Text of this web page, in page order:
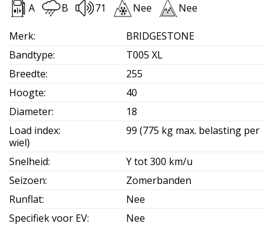
A B 71 Nee Nee
Merk:
BRIDGESTONE
Bandtype:
T005 XL
Breedte:
255
Hoogte:
40
Diameter:
18
Load index:
99 (775 kg max. belasting per
wiel)
Snelheid:
Y tot 300 km/u
Seizoen:
Zomerbanden
Runflat:
Nee
Specifiek voor EV:
Nee